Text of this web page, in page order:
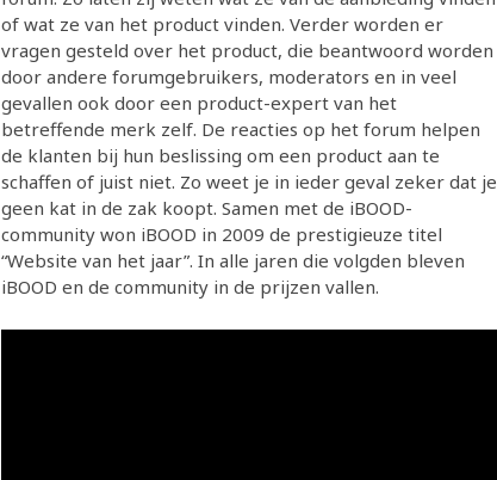
of wat ze van het product vinden. Verder worden er
vragen gesteld over het product, die beantwoord worden
door andere forumgebruikers, moderators en in veel
gevallen ook door een product-expert van het
betreffende merk zelf. De reacties op het forum helpen
de klanten bij hun beslissing om een product aan te
schaffen of juist niet. Zo weet je in ieder geval zeker dat je
geen kat in de zak koopt. Samen met de iBOOD-
community won iBOOD in 2009 de prestigieuze titel
“Website van het jaar”. In alle jaren die volgden bleven
iBOOD en de community in de prijzen vallen.